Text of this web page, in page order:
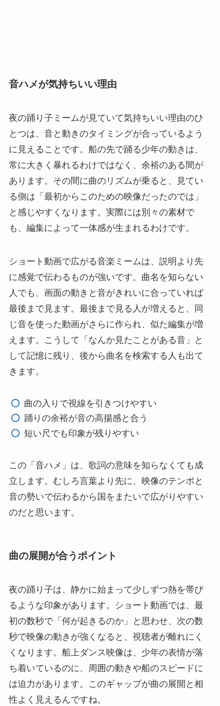
音ハメが気持ちいい理由
夜の踊り子ミームが見ていて気持ちいい理由のひ
とつは、音と動きのタイミングが合っているよう
に見えることです。船の先で踊る少年の動きは、
常に大きく暴れるわけではなく、余裕のある間が
あります。その間に曲のリズムが乗ると、見てい
る側は「最初からこのための映像だったのでは」
と感じやすくなります。実際には別々の素材で
も、編集によって一体感が生まれるわけです。
ショート動画で広がる音楽ミームは、説明より先
に感覚で伝わるものが強いです。曲名を知らない
人でも、画面の動きと音がきれいに合っていれば
最後まで見ます。最後まで見る人が増えると、同
じ音を使った動画がさらに作られ、似た編集が増
えます。こうして「なんか見たことがある音」と
して記憶に残り、後から曲名を検索する人も出て
きます。
曲の入りで視線を引きつけやすい
踊りの余裕が音の高揚感と合う
短い尺でも印象が残りやすい
この「音ハメ」は、歌詞の意味を知らなくても成
立します。むしろ言葉より先に、映像のテンポと
音の勢いで伝わるから国をまたいで広がりやすい
のだと思います。
曲の展開が合うポイント
夜の踊り子は、静かに始まって少しずつ熱を帯び
るような印象があります。ショート動画では、最
初の数秒で「何が起きるのか」と思わせ、次の数
秒で映像の動きが強くなると、視聴者が離れにく
くなります。船上ダンス映像は、少年の表情が落
ち着いているのに、周囲の動きや船のスピードに
は迫力があります。このギャップが曲の展開と相
性よく見えるんですね。